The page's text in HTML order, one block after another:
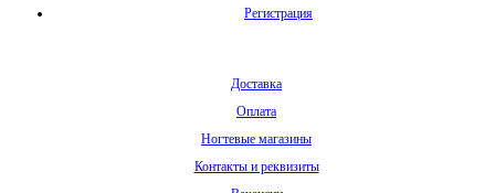
Регистрация
Доставка
Оплата
Ногтевые магазины
Контакты и реквизиты